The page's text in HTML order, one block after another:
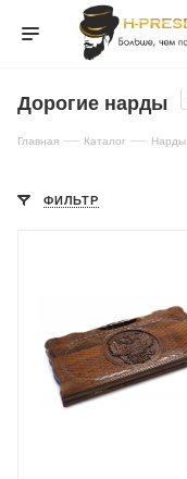
Дорогие нарды
Главная — Каталог — Нарды
ФИЛЬТР